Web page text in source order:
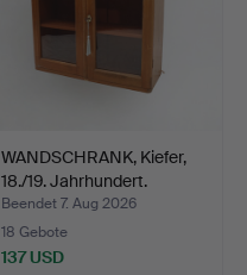
WANDSCHRANK, Kiefer,
18./19. Jahrhundert.
Beendet 7. Aug 2026
18 Gebote
137 USD